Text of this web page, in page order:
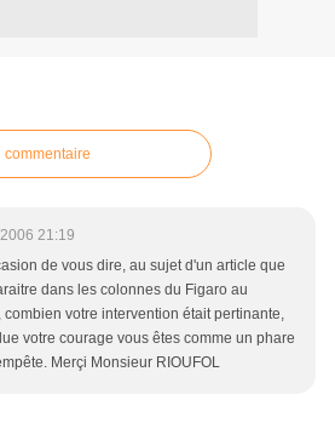
commentaire
21:19
de vous dire, au sujet d'un article que
dans les colonnes du Figaro au
combien votre intervention était pertinante,
votre courage vous êtes comme un phare
Merçi Monsieur RIOUFOL